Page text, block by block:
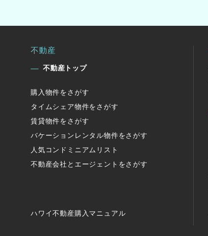
不動産
不動産トップ
購入物件をさがす
タイムシェア物件をさがす
賃貸物件をさがす
バケーションレンタル物件をさがす
人気コンドミニアムリスト
不動産会社とエージェントをさがす
ハワイ不動産購入マニュアル